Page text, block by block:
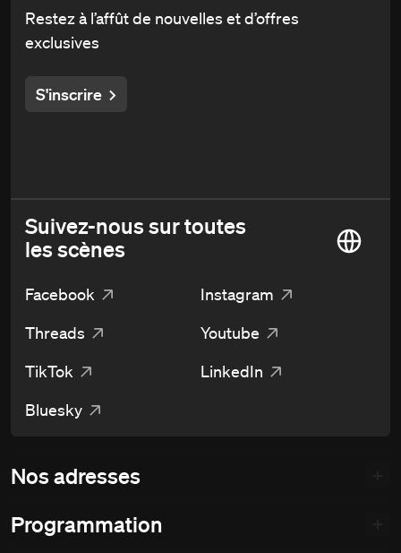
Restez à l’affût de nouvelles et d’offres
exclusives
S'inscrire
Suivez-nous sur toutes
les scènes
Facebook
Instagram
Threads
Youtube
TikTok
LinkedIn
Bluesky
Nos adresses
Programmation